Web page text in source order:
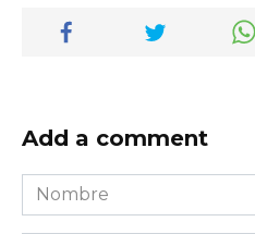
Add a comment
Nombre
*